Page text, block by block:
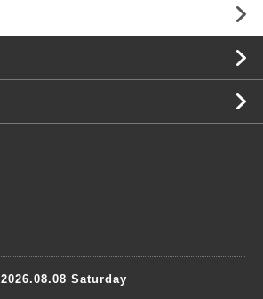
2026.08.08 Saturday